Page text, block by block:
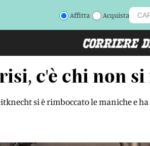
Affitta Acquista
c'è chi non si
si è rimboccato le maniche e